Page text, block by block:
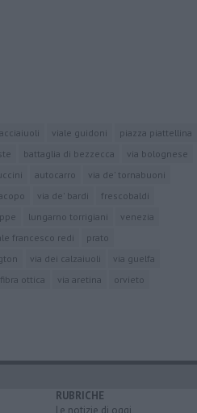
acciaiuoli viale guidoni
piazza piattellina
battaglia di bezzecca
via bolognese
autocarro
via de' tornabuoni
via de' bardi
frescobaldi
lungarno torrigiani
venezia
francesco redi
prato
via dei calzaiuoli
via guelfa
fibra ottica via aretina
orvieto
RUBRICHE
Le notizie di oggi